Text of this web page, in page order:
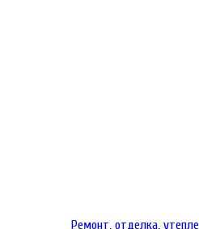
Ремонт, отделка,